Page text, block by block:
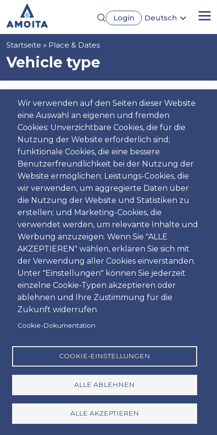
Inhalt
Login
Deutsch
Wir verwenden auf den Seiten dieser Website
eine Auswahl an eigenen und fremden
Cookies: Unverzichtbare Cookies, die für die
Nutzung der Website erforderlich sind;
funktionale Cookies, die eine bessere
Benutzerfreundlichkeit bei der Nutzung der
Website ermöglichen; Leistungs-Cookies, die
wir verwenden, um aggregierte Daten über
die Nutzung der Website und Statistiken zu
erstellen; und Marketing-Cookies, die
verwendet werden, um relevante Inhalte und
Werbung anzuzeigen. Wenn Sie "ALLE
AKZEPTIEREN" wählen, erklären Sie sich mit
der Verwendung aller Cookies einverstanden.
Unter "Einstellungen" können Sie jederzeit
einzelne Cookie-Typen akzeptieren oder
ablehnen und Ihre Zustimmung für die
Zukunft widerrufen.
Cookie-Dokumentation
COOKIE-EINSTELLUNGEN
ALLE ABLEHNEN
ALLE AKZEPTIEREN
Pfadnavigation
Startseite Place & Dates
Vehicle type
Pickup
Standort
Tag
Datum
Zeit
Zeit
Dropoff
Standort
Tag
Zeit
Zeit